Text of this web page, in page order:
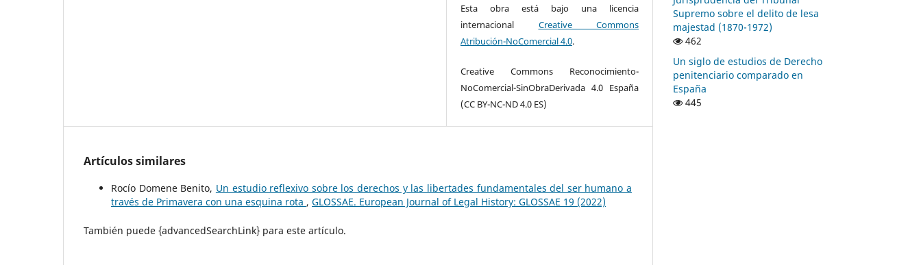
Esta obra está bajo una licencia
internacional Creative Commons
Atribución-NoComercial 4.0.
Creative Commons Reconocimiento-
NoComercial-SinObraDerivada 4.0 España
(CC BY-NC-ND 4.0 ES)
Artículos similares
Rocío Domene Benito, Un estudio reflexivo sobre los derechos y las libertades fundamentales del ser humano a
través de Primavera con una esquina rota , GLOSSAE. European Journal of Legal History: GLOSSAE 19 (2022)
También puede {advancedSearchLink} para este artículo.
Supremo sobre el delito de lesa
majestad (1870-1972)
462
Un siglo de estudios de Derecho
penitenciario comparado en
España
445